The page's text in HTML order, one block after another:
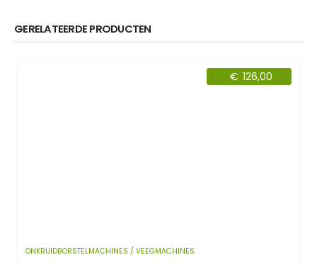
GERELATEERDE PRODUCTEN
€ 126,00
ONKRUIDBORSTELMACHINES / VEEGMACHINES